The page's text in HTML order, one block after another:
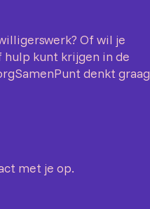
Of wil je
kunt krijgen in de
denkt graag
met je op.